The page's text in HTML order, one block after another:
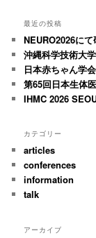
シ
ョ
ン
最近の投稿
NEURO2026に
沖縄科学技術大
日本赤ちゃん学
第65回日本生体
IHMC 2026
カテゴリー
articles
conferences
information
talk
アーカイブ